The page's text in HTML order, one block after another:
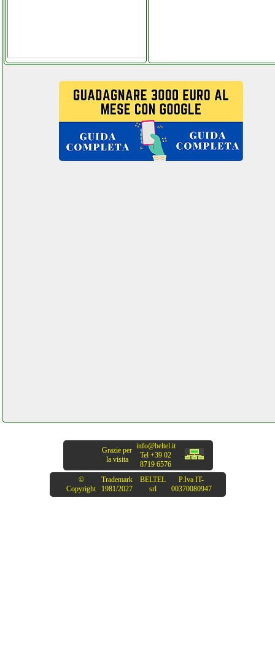
Grazie per
la visita
info@beltel.it
Tel +39 02
8719 6576
©
Copyright
Trademark
1981/2027
BELTEL
srl
P.Iva IT-
00370080947